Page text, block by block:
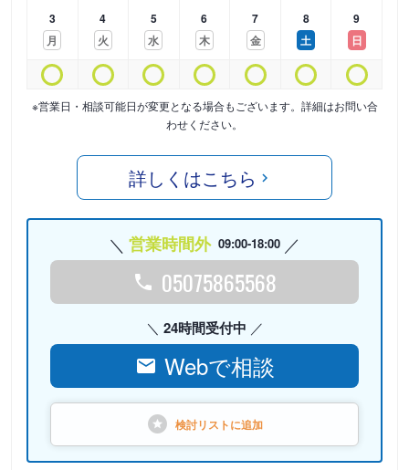
3
月
4
火
5
水
6
木
7
金
8
土
9
日
※営業日・相談可能日が変更となる場合もございます。詳細はお問い合
わせください。
詳しくはこちら
営業時間外 09:00-18:00
05075865568
24時間受付中
Webで相談
検討リストに追加